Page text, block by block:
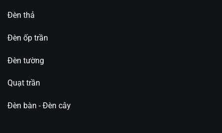
Đèn thả
Đèn ốp trần
Đèn tường
Quạt trần
Đèn bàn - Đèn cây